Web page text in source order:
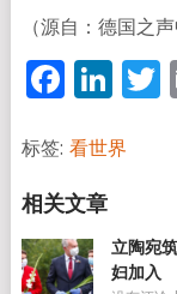
（源自：德国之声
标签: 看世界
立陶宛
妇加入